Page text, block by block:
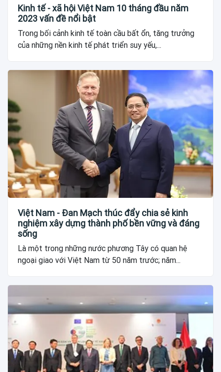
Kinh tế - xã hội Việt Nam 10 tháng đầu năm
2023 vấn đề nổi bật
Trong bối cảnh kinh tế toàn cầu bất ổn, tăng trưởng
của những nền kinh tế phát triển suy yếu,...
Việt Nam - Đan Mạch thúc đẩy chia sẻ kinh
nghiệm xây dựng thành phố bền vững và đáng
sống
Là một trong những nước phương Tây có quan hệ
ngoại giao với Việt Nam từ 50 năm trước; năm...